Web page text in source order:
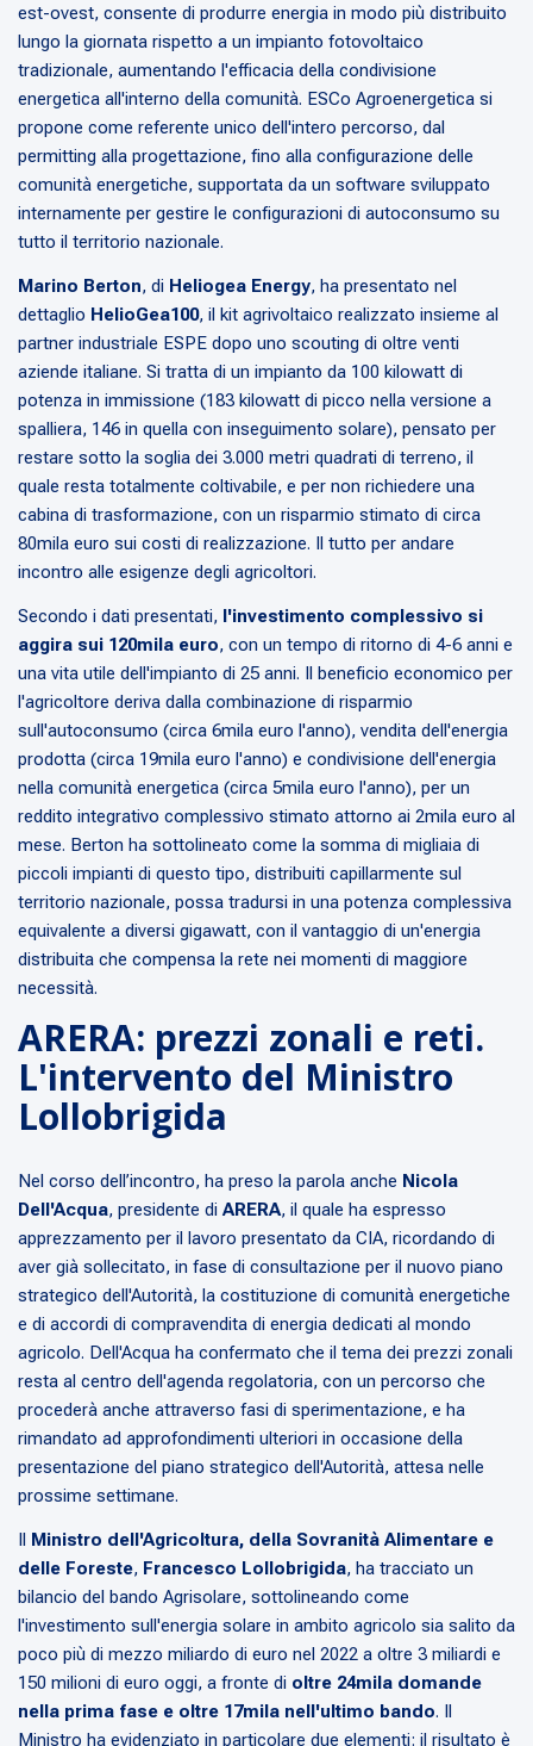
est-ovest, consente di produrre energia in modo più distribuito
lungo la giornata rispetto a un impianto fotovoltaico
tradizionale, aumentando l'efficacia della condivisione
energetica all'interno della comunità. ESCo Agroenergetica si
propone come referente unico dell'intero percorso, dal
permitting alla progettazione, fino alla configurazione delle
comunità energetiche, supportata da un software sviluppato
internamente per gestire le configurazioni di autoconsumo su
tutto il territorio nazionale.
Marino Berton, di Heliogea Energy, ha presentato nel
dettaglio HelioGea100, il kit agrivoltaico realizzato insieme al
partner industriale ESPE dopo uno scouting di oltre venti
aziende italiane. Si tratta di un impianto da 100 kilowatt di
potenza in immissione (183 kilowatt di picco nella versione a
spalliera, 146 in quella con inseguimento solare), pensato per
restare sotto la soglia dei 3.000 metri quadrati di terreno, il
quale resta totalmente coltivabile, e per non richiedere una
cabina di trasformazione, con un risparmio stimato di circa
80mila euro sui costi di realizzazione. Il tutto per andare
incontro alle esigenze degli agricoltori.
Secondo i dati presentati, l'investimento complessivo si
aggira sui 120mila euro, con un tempo di ritorno di 4-6 anni e
una vita utile dell'impianto di 25 anni. Il beneficio economico per
l'agricoltore deriva dalla combinazione di risparmio
sull'autoconsumo (circa 6mila euro l'anno), vendita dell'energia
prodotta (circa 19mila euro l'anno) e condivisione dell'energia
nella comunità energetica (circa 5mila euro l'anno), per un
reddito integrativo complessivo stimato attorno ai 2mila euro al
mese. Berton ha sottolineato come la somma di migliaia di
piccoli impianti di questo tipo, distribuiti capillarmente sul
territorio nazionale, possa tradursi in una potenza complessiva
equivalente a diversi gigawatt, con il vantaggio di un'energia
distribuita che compensa la rete nei momenti di maggiore
necessità.
ARERA: prezzi zonali e reti.
L'intervento del Ministro
Lollobrigida
Nel corso dell’incontro, ha preso la parola anche Nicola
Dell'Acqua, presidente di ARERA, il quale ha espresso
apprezzamento per il lavoro presentato da CIA, ricordando di
aver già sollecitato, in fase di consultazione per il nuovo piano
strategico dell'Autorità, la costituzione di comunità energetiche
e di accordi di compravendita di energia dedicati al mondo
agricolo. Dell'Acqua ha confermato che il tema dei prezzi zonali
resta al centro dell'agenda regolatoria, con un percorso che
procederà anche attraverso fasi di sperimentazione, e ha
rimandato ad approfondimenti ulteriori in occasione della
presentazione del piano strategico dell'Autorità, attesa nelle
prossime settimane.
Il Ministro dell'Agricoltura, della Sovranità Alimentare e
delle Foreste, Francesco Lollobrigida, ha tracciato un
bilancio del bando Agrisolare, sottolineando come
l'investimento sull'energia solare in ambito agricolo sia salito da
poco più di mezzo miliardo di euro nel 2022 a oltre 3 miliardi e
150 milioni di euro oggi, a fronte di oltre 24mila domande
nella prima fase e oltre 17mila nell'ultimo bando. Il
Ministro ha evidenziato in particolare due elementi: il risultato è